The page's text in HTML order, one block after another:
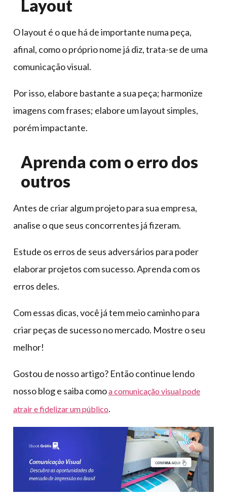
Layout
O layout é o que há de importante numa peça,
afinal, como o próprio nome já diz, trata-se de uma
comunicação visual.
Por isso, elabore bastante a sua peça; harmonize
imagens com frases; elabore um layout simples,
porém impactante.
Aprenda com o erro dos
outros
Antes de criar algum projeto para sua empresa,
analise o que seus concorrentes já fizeram.
Estude os erros de seus adversários para poder
elaborar projetos com sucesso. Aprenda com os
erros deles.
Com essas dicas, você já tem meio caminho para
criar peças de sucesso no mercado. Mostre o seu
melhor!
Gostou de nosso artigo? Então continue lendo
nosso blog e saiba comoa comunicação visual pode
atrair e fidelizar um público.